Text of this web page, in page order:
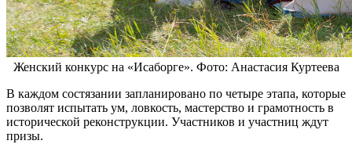
Женский конкурс на «Исаборге». Фото: Анастасия Куртеева
В каждом состязании запланировано по четыре этапа, которые
позволят испытать ум, ловкость, мастерство и грамотность в
исторической реконструкции. Участников и участниц ждут
призы.